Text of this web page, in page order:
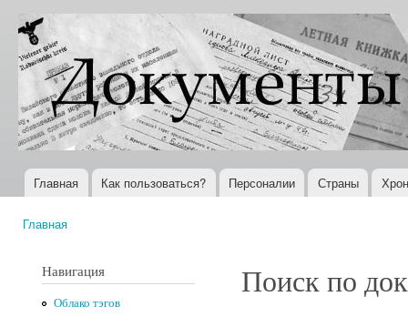
Документы
XX века
Всемирная
история в
Интернете
Главное меню
Главная Как пользоваться? Персоналии Страны
Главная
Навигация
Облако тэгов
Поиск по